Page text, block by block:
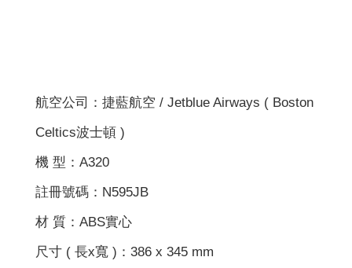
航空公司：捷藍航空 / Jetblue Airways ( Boston
Celtics波士頓 )
機 型：A320
註冊號碼：N595JB
材 質：ABS實心
尺寸 ( 長x寬 )：386 x 345 mm